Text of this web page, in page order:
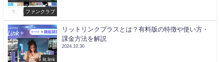
ファンクラブ
lit.link
リットリンクプラスとは？有料版の特徴や使い方・
課金方法を解説
2024.10.30